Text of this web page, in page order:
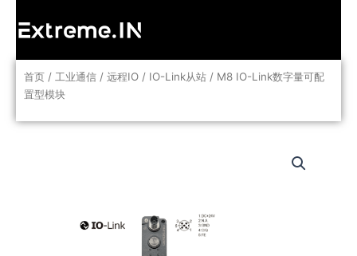
首页 / 工业通信 / 远程IO / IO-Link从站 / M8 IO-Link数字量可配
置型模块